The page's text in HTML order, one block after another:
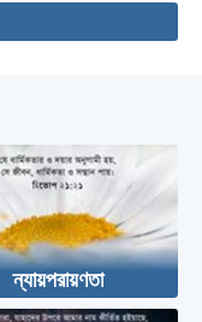
ন্যায়পরায়ণতা